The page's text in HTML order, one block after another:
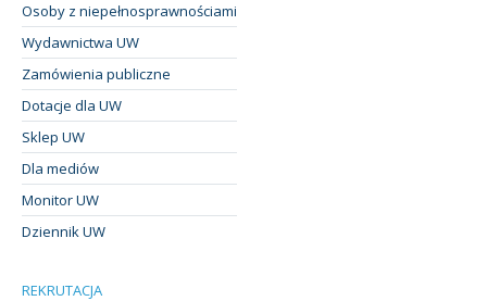
Osoby z niepełnosprawnościami
Wydawnictwa UW
Zamówienia publiczne
Dotacje dla UW
Sklep UW
Dla mediów
Monitor UW
Dziennik UW
REKRUTACJA